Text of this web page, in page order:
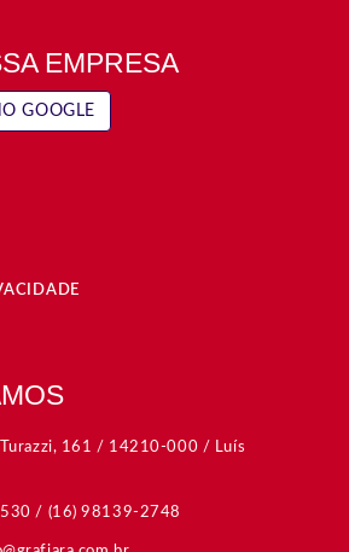
EMPRESA
GOOGLE
Leopoldo e Silva, 315 / Centro
André-SP
/